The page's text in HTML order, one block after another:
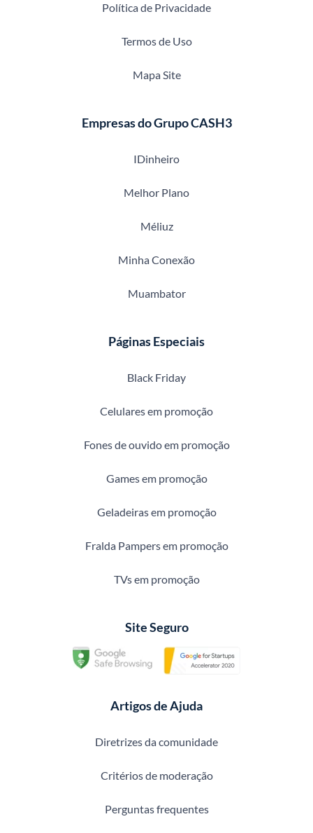
Política de Privacidade
Termos de Uso
Mapa Site
Empresas do Grupo CASH3
IDinheiro
Melhor Plano
Méliuz
Minha Conexão
Muambator
Páginas Especiais
Black Friday
Celulares em promoção
Fones de ouvido em promoção
Games em promoção
Geladeiras em promoção
Fralda Pampers em promoção
TVs em promoção
Site Seguro
Artigos de Ajuda
Diretrizes da comunidade
Critérios de moderação
Perguntas frequentes